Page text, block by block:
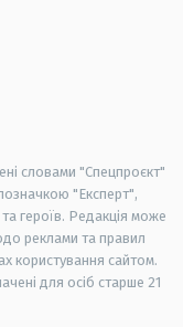
словами "Спецпроєкт"
"Експерт",
героїв. Редакція може
реклами та правил
користування сайтом.
для осіб старше 21